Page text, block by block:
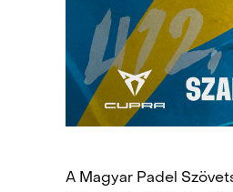
A Magyar Padel